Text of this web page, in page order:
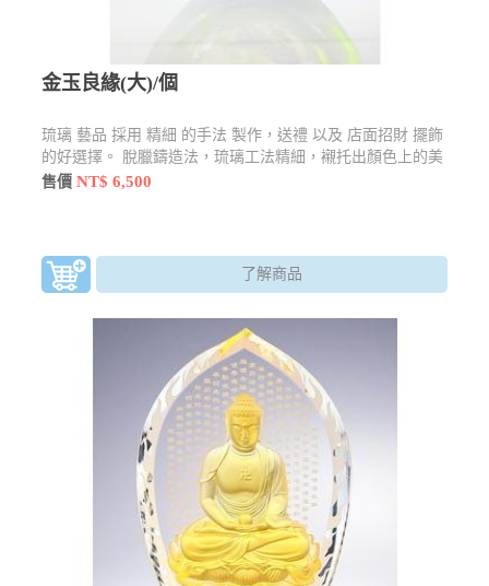
金玉良緣(大)/個
琉璃 藝品 採用 精細 的手法 製作，送禮 以及 店面招財 擺飾
的好選擇。 脫臘鑄造法，琉璃工法精細，襯托出顏色上的美
感，限時優惠$6500元
售價NT$ 6,500
了解商品